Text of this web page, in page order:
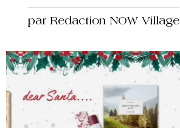
par Redaction NOW Village